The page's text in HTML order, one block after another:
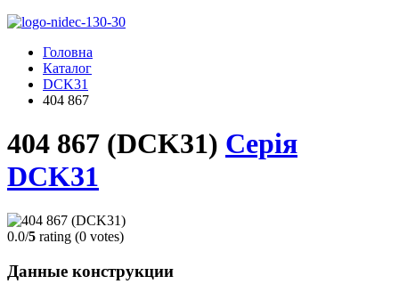
Головна
Каталог
DCK31
404 867
404 867 (DCK31) Серія
DCK31
0.0/5 rating (0 votes)
Данные конструкции